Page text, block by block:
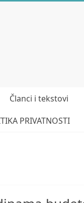
Članci i tekstovi
PRIVATNOSTI